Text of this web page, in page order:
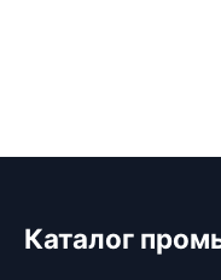
Каталог